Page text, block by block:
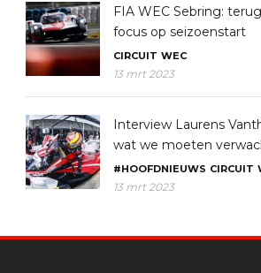
FIA WEC Sebring:
focus op seizoenstart
CIRCUIT WEC
13 mrt 2023
Interview Laurens
wat we moeten
#HOOFDNIEUWS CIRCUIT
13 mrt 2023